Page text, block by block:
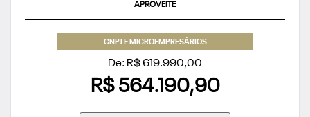
APROVEITE
CNPJ E MICROEMPRESÁRIOS
De: R$ 619.990,00
R$ 564.190,90